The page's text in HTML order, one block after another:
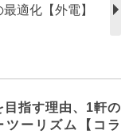
適化【外電】
指す理由、1軒の
ーリズム【コラ